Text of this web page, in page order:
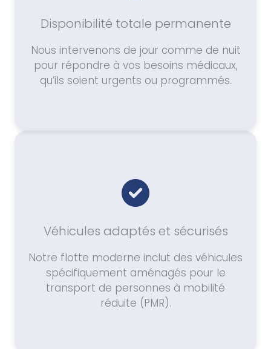
Disponibilité totale permanente
Nous intervenons de jour comme de nuit
pour répondre à vos besoins médicaux,
qu’ils soient urgents ou programmés.
Véhicules adaptés et sécurisés
Notre flotte moderne inclut des véhicules
spécifiquement aménagés pour le
transport de personnes à mobilité
réduite (PMR).